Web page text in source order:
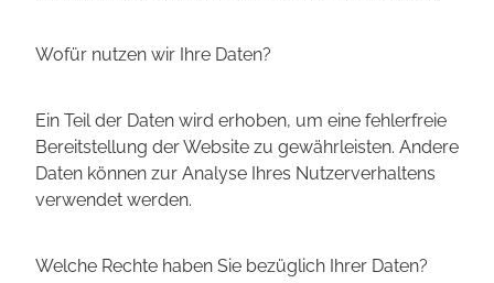
Wofür nutzen wir Ihre Daten?
Ein Teil der Daten wird erhoben, um eine fehlerfreie
Bereitstellung der Website zu gewährleisten. Andere
Daten können zur Analyse Ihres Nutzerverhaltens
verwendet werden.
Welche Rechte haben Sie bezüglich Ihrer Daten?